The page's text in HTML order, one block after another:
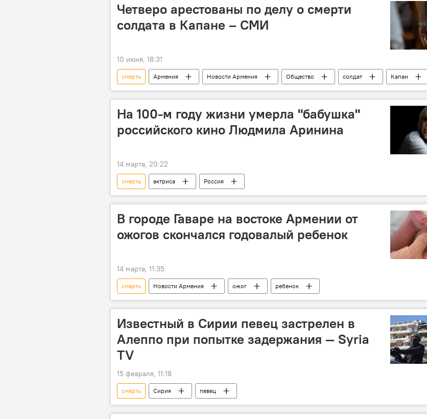
Четверо арестованы по делу о смерти
солдата в Капане – СМИ
10 июня, 18:31
смерть Армения Новости Армения Общество солдат Капан
На 100-м году жизни умерла "бабушка"
российского кино Людмила Аринина
14 марта, 20:22
смерть актриса Россия
В городе Гаваре на востоке Армении от
ожогов скончался годовалый ребенок
14 марта, 11:35
смерть Новости Армения ожог ребенок
Известный в Сирии певец застрелен в
Алеппо при попытке задержания — Syria
TV
15 февраля, 11:18
смерть Сирия певец